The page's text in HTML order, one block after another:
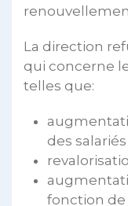
La direction
qui concerne
telles que:
des salariés
fonction de